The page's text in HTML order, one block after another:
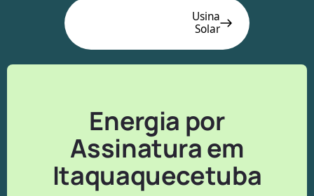
Usina
Solar
Energia por
Assinatura em
Itaquaquecetuba